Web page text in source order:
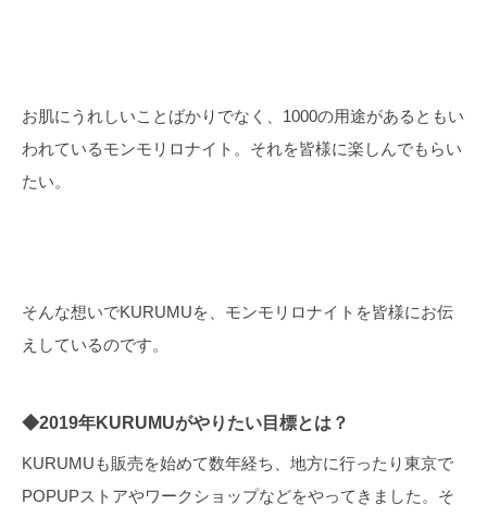
お肌にうれしいことばかりでなく、1000の用途があるともい
われているモンモリロナイト。それを皆様に楽しんでもらい
たい。
そんな想いでKURUMUを、モンモリロナイトを皆様にお伝
えしているのです。
◆2019年KURUMUがやりたい目標とは？
KURUMUも販売を始めて数年経ち、地方に行ったり東京で
POPUPストアやワークショップなどをやってきました。そ